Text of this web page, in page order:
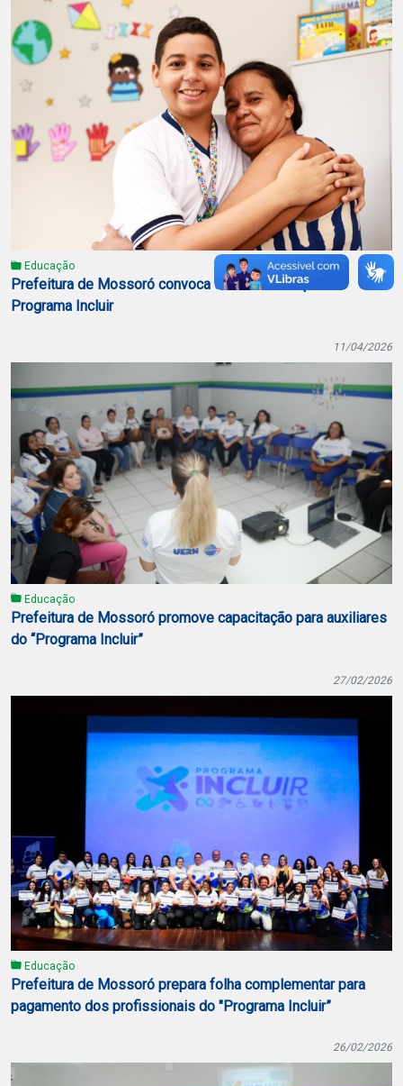
Educação
Prefeitura de Mossoró convoca selecionados para o
Programa Incluir
11/04/2026
Educação
Prefeitura de Mossoró promove capacitação para auxiliares
do “Programa Incluir”
27/02/2026
Educação
Prefeitura de Mossoró prepara folha complementar para
pagamento dos profissionais do "Programa Incluir”
26/02/2026